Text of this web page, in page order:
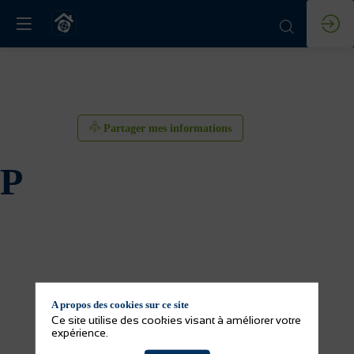
Partager mes informations
A propos des cookies sur ce site
Ce site utilise des cookies visant à améliorer votre
expérience.